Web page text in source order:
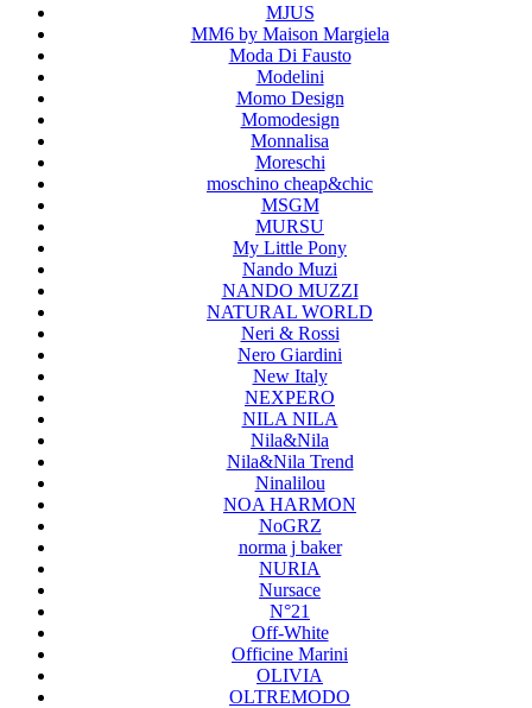
MJUS
MM6 by Maison Margiela
Moda Di Fausto
Modelini
Momo Design
Momodesign
Monnalisa
Moreschi
moschino cheap&chic
MSGM
MURSU
My Little Pony
Nando Muzi
NANDO MUZZI
NATURAL WORLD
Neri & Rossi
Nero Giardini
New Italy
NEXPERO
NILA NILA
Nila&Nila
Nila&Nila Trend
Ninalilou
NOA HARMON
NoGRZ
norma j baker
NURIA
Nursace
N°21
Off-White
Officine Marini
OLIVIA
OLTREMODO